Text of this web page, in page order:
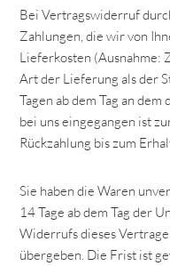
Bei Vertragswiderruf
Zahlungen, die wir von
Lieferkosten (Ausnahme:
Art der Lieferung als der
Tagen ab dem Tag an
bei uns eingegangen ist
Rückzahlung bis zum
Sie haben die Waren
14 Tage ab dem Tag der
Widerrufs dieses
übergeben. Die Frist ist